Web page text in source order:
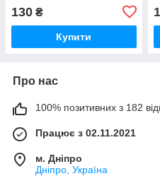
130 ₴
Купити
Про нас
100% позитивних з 182
Працює з 02.11.2021
м. Дніпро
Дніпро, Україна